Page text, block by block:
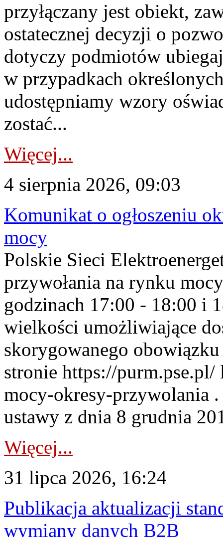
przyłączany jest obiekt,
ostatecznej decyzji o
dotyczy podmiotów
w przypadkach
udostępniamy wzory
zostać...
Więcej...
4 sierpnia 2026, 09:03
Komunikat o ogłoszeniu
mocy
Polskie Sieci
przywołania na rynku
godzinach 17:00 - 18:00 i
wielkości umożliwiające
skorygowanego
stronie https://
mocy-okresy-przywolania
ustawy z dnia 8 grudnia
Więcej...
31 lipca 2026, 16:24
Publikacja aktualizacji
wymiany danych B2B